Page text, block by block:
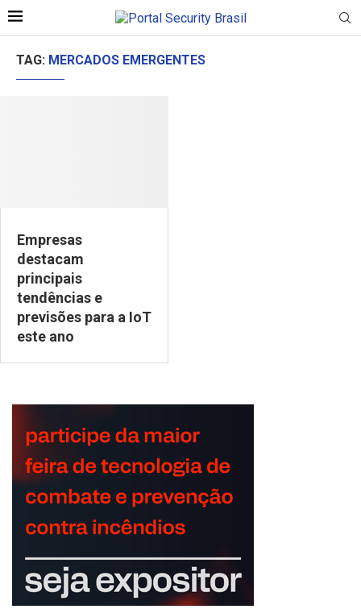
TAG: MERCADOS EMERGENTES
Empresas
destacam
principais
tendências e
previsões para a IoT
este ano